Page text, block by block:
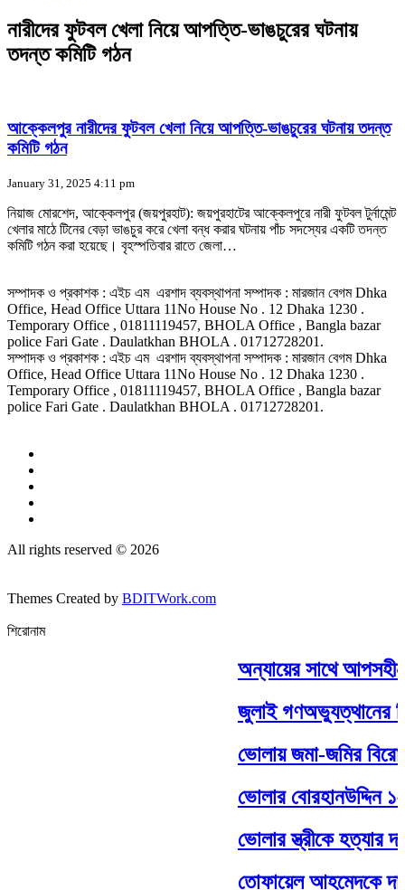
নারীদের ফুটবল খেলা নিয়ে আপত্তি-ভাঙচুরের ঘটনায়
তদন্ত কমিটি গঠন
আক্কেলপুর নারীদের ফুটবল খেলা নিয়ে আপত্তি-ভাঙচুরের ঘটনায় তদন্ত
কমিটি গঠন
January 31, 2025 4:11 pm
নিয়াজ মোরশেদ, আক্কেলপুর (জয়পুরহাট): জয়পুরহাটের আক্কেলপুরে নারী ফুটবল টুর্নামেন্ট
খেলার মাঠে টিনের বেড়া ভাঙচুর করে খেলা বন্ধ করার ঘটনায় পাঁচ সদস্যের একটি তদন্ত
কমিটি গঠন করা হয়েছে। বৃহস্পতিবার রাতে জেলা…
সম্পাদক ও প্রকাশক : এইচ এম এরশাদ ব্যবস্থাপনা সম্পাদক : মারজান বেগম Dhka
Office, Head Office Uttara 11No House No . 12 Dhaka 1230 .
Temporary Office , 01811119457, BHOLA Office , Bangla bazar
police Fari Gate . Daulatkhan BHOLA . 01712728201.
সম্পাদক ও প্রকাশক : এইচ এম এরশাদ ব্যবস্থাপনা সম্পাদক : মারজান বেগম Dhka
Office, Head Office Uttara 11No House No . 12 Dhaka 1230 .
Temporary Office , 01811119457, BHOLA Office , Bangla bazar
police Fari Gate . Daulatkhan BHOLA . 01712728201.
All rights reserved © 2026
Themes Created by BDITWork.com
শিরোনাম
অন্যায়ের সাথে
জুলাই গণঅভ্যুত্থানের
ভোলায় জমা-জমির
ভোলার বোরহানউদ্দিন
ভোলার স্ত্রীকে হত্যার
তোফায়েল আহমেদকে